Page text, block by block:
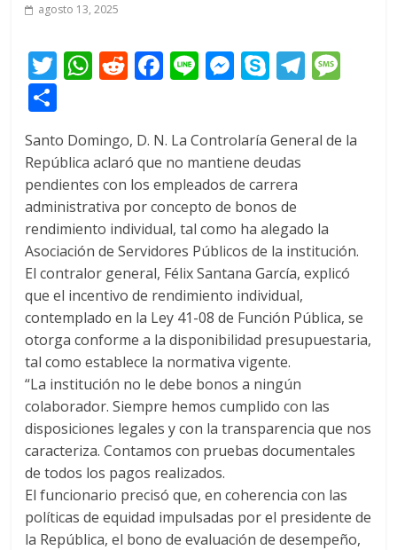
agosto 13, 2025
T
er
W
s
A
p
p
R
di
t
F
b
o
o
k
Li M
e
n
g
er
S
p
e
T
gr a
o
m
p
ar
ti
r
Santo Domingo, D. N. La Controlaría General de la
República aclaró que no mantiene deudas
pendientes con los empleados de carrera
administrativa por concepto de bonos de
rendimiento individual, tal como ha alegado la
Asociación de Servidores Públicos de la institución.
El contralor general, Félix Santana García, explicó
que el incentivo de rendimiento individual,
contemplado en la Ley 41-08 de Función Pública, se
otorga conforme a la disponibilidad presupuestaria,
tal como establece la normativa vigente.
“La institución no le debe bonos a ningún
colaborador. Siempre hemos cumplido con las
disposiciones legales y con la transparencia que nos
caracteriza. Contamos con pruebas documentales
de todos los pagos realizados.
El funcionario precisó que, en coherencia con las
políticas de equidad impulsadas por el presidente de
la República, el bono de evaluación de desempeño,